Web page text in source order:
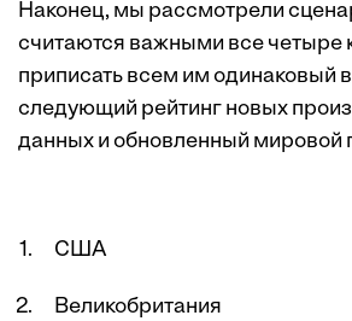
Наконец, мы рассмотрели
считаются важными все четыре
приписать всем им одинаковый
следующий рейтинг новых
данных и обновленный мировой
США
Великобритания